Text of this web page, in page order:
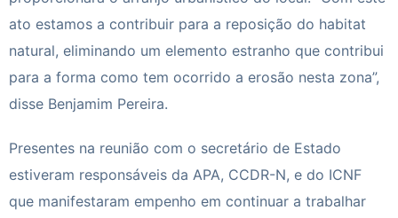
ato estamos a contribuir para a reposição do habitat
natural, eliminando um elemento estranho que contribui
para a forma como tem ocorrido a erosão nesta zona”,
disse Benjamim Pereira.
Presentes na reunião com o secretário de Estado
estiveram responsáveis da APA, CCDR-N, e do ICNF
que manifestaram empenho em continuar a trabalhar